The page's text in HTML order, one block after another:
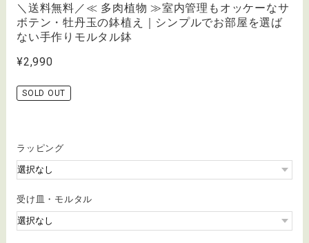
＼送料無料／≪ 多肉植物 ≫室内管理もオッケーなサ
ボテン・牡丹玉の鉢植え｜シンプルでお部屋を選ば
ない手作りモルタル鉢
¥2,990
SOLD OUT
ラッピング
受け皿・モルタル